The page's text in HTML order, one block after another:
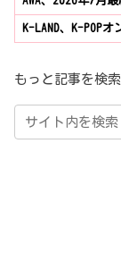
K-LAND、K-POP
もっと記事を検索